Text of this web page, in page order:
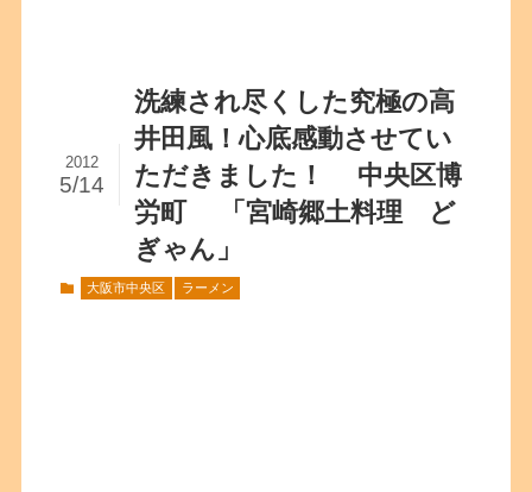
洗練され尽くした究極の高
井田風！心底感動させてい
ただきました！ 中央区博
労町 「宮崎郷土料理 ど
ぎゃん」
2012
5/14
大阪市中央区 ラーメン